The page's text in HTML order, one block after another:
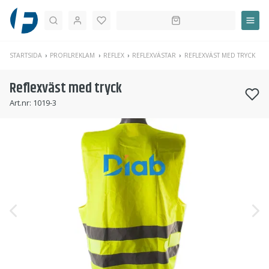
Sök
STARTSIDA PROFILREKLAM REFLEX REFLEXVÄSTAR REFLEXVÄST MED TRYCK
Reflexväst med tryck
Art.nr: 1019-3